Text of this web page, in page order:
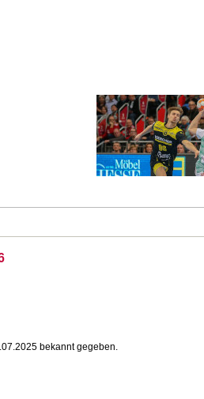
bekannt gegeben.